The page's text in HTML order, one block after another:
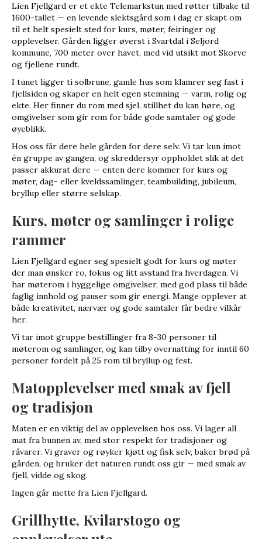
Lien Fjellgard er et ekte Telemarkstun med røtter tilbake til
1600-tallet — en levende slektsgård som i dag er skapt om
til et helt spesielt sted for kurs, møter, feiringer og
opplevelser. Gården ligger øverst i Svartdal i Seljord
kommune, 700 meter over havet, med vid utsikt mot Skorve
og fjellene rundt.
I tunet ligger ti solbrune, gamle hus som klamrer seg fast i
fjellsiden og skaper en helt egen stemning — varm, rolig og
ekte. Her finner du rom med sjel, stillhet du kan høre, og
omgivelser som gir rom for både gode samtaler og gode
øyeblikk.
Hos oss får dere hele gården for dere selv. Vi tar kun imot
én gruppe av gangen, og skreddersyr oppholdet slik at det
passer akkurat dere — enten dere kommer for kurs og
møter, dag- eller kveldssamlinger, teambuilding, jubileum,
bryllup eller større selskap.
Kurs, møter og samlinger i rolige
rammer
Lien Fjellgard egner seg spesielt godt for kurs og møter
der man ønsker ro, fokus og litt avstand fra hverdagen. Vi
har møterom i hyggelige omgivelser, med god plass til både
faglig innhold og pauser som gir energi. Mange opplever at
både kreativitet, nærvær og gode samtaler får bedre vilkår
her.
Vi tar imot gruppe bestillinger fra 8-30 personer til
møterom og samlinger, og kan tilby overnatting for inntil 60
personer fordelt på 25 rom til bryllup og fest.
Matopplevelser med smak av fjell
og tradisjon
Maten er en viktig del av opplevelsen hos oss. Vi lager all
mat fra bunnen av, med stor respekt for tradisjoner og
råvarer. Vi graver og røyker kjøtt og fisk selv, baker brød på
gården, og bruker det naturen rundt oss gir — med smak av
fjell, vidde og skog.
Ingen går mette fra Lien Fjellgard.
Grillhytte, Kvilarstogo og